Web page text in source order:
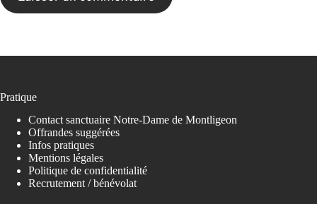
Pratique
Contact sanctuaire Notre-Dame de Montligeon
Offrandes suggérées
Infos pratiques
Mentions légales
Politique de confidentialité
Recrutement / bénévolat